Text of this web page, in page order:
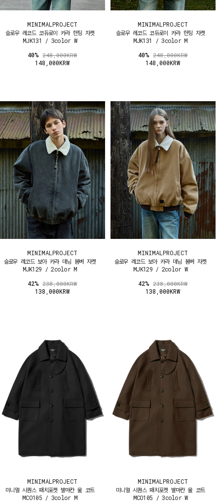
MINIMALPROJECT
슬로우 레코드 코듀로이 카라 헌팅 자켓
MJK131 / 3color W
40%248,000KRW
148,000KRW
MINIMALPROJECT
슬로우 레코드 코듀로이 카라 헌팅 자켓
MJK131 / 3color M
40%248,000KRW
148,000KRW
MINIMALPROJECT
슬로우 레코드 보아 카라 데님 봄버 자켓
MJK129 / 2color M
42%238,000KRW
138,000KRW
MINIMALPROJECT
슬로우 레코드 보아 카라 데님 봄버 자켓
MJK129 / 2color W
42%238,000KRW
138,000KRW
MINIMALPROJECT
미니멀 시퀀스 패치포켓 발마칸 울 코트
MCO105 / 3color M
MINIMALPROJECT
미니멀 시퀀스 패치포켓 발마칸 울 코트
MCO105 / 3color W